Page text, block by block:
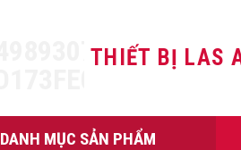
THIẾT BỊ LAS
DANH MỤC SẢN PHẨM